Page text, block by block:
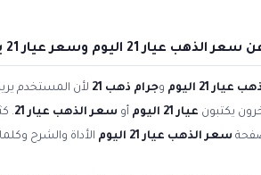
21 اليوم وسعر عيار 21 بالجنيه؟
21 اليوم وجرام ذهب 21
لأن المستخدم
يكتبون عيار 21 اليوم أو سعر الذهب عيار 21
.
سعر الذهب عيار 21 اليوم الأداة والشرح